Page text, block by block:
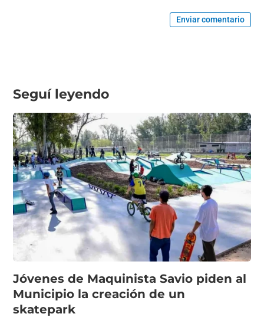
Enviar comentario
Seguí leyendo
Jóvenes de Maquinista Savio piden al
Municipio la creación de un
skatepark